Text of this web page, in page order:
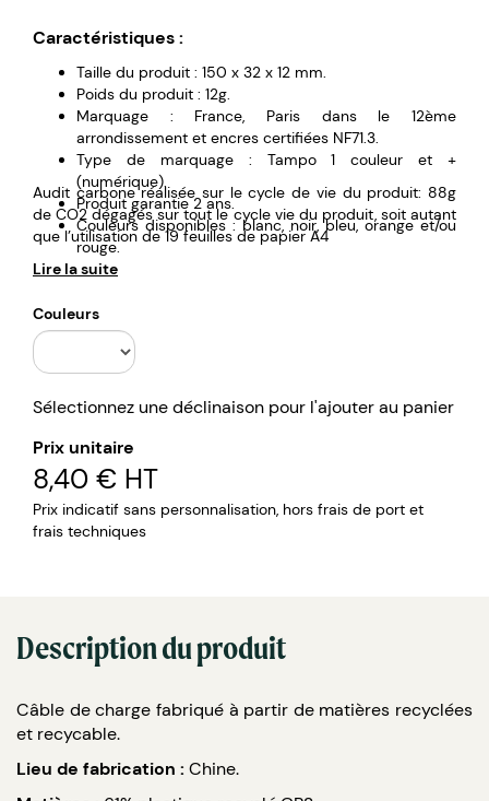
Caractéristiques :
Taille du produit : 150 x 32 x 12 mm.
Poids du produit : 12g.
Marquage : France, Paris dans le 12ème
arrondissement et encres certifiées NF71.3.
Type de marquage : Tampo 1 couleur et +
(numérique).
Produit garantie 2 ans.
Couleurs disponibles : blanc, noir, bleu, orange et/ou
rouge.
Multi-câbles.
Sortie : lightning, USB-C & Micro-USB.
Compatible avec tout type d’appareil (smartphone,
écouteur sans fil, GoPro…).
Audit carbone réalisée sur le cycle de vie du produit: 88g
de CO2 dégagés sur tout le cycle vie du produit, soit autant
que l’utilisation de 19 feuilles de papier A4
Lire la suite
Couleurs
Sélectionnez une déclinaison pour l'ajouter au panier
Prix unitaire
8,40 € HT
Prix indicatif sans personnalisation, hors frais de port et
frais techniques
Description du produit
Câble de charge fabriqué à partir de matières recyclées
et recycable.
Lieu de fabrication : Chine.